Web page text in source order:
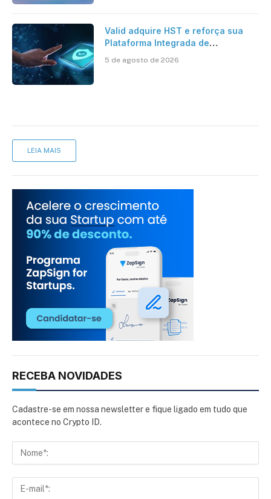
Valid adquire HST e reforça sua
Plataforma Integrada de
5 de agosto de 2026
LEIA MAIS
RECEBA NOVIDADES
Cadastre-se em nossa newsletter e fique ligado em tudo que
acontece no Crypto ID.